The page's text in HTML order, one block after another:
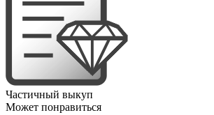
Частичный выкуп
Может понравиться